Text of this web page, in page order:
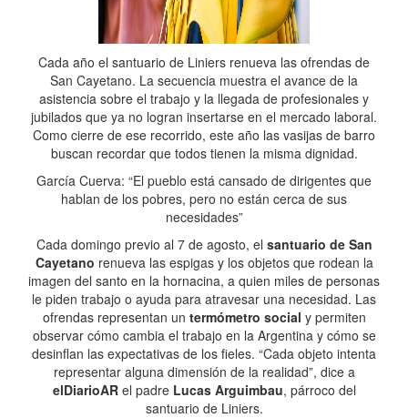
Cada año el santuario de Liniers renueva las ofrendas de
San Cayetano. La secuencia muestra el avance de la
asistencia sobre el trabajo y la llegada de profesionales y
jubilados que ya no logran insertarse en el mercado laboral.
Como cierre de ese recorrido, este año las vasijas de barro
buscan recordar que todos tienen la misma dignidad.
García Cuerva: “El pueblo está cansado de dirigentes que
hablan de los pobres, pero no están cerca de sus
necesidades”
Cada domingo previo al 7 de agosto, el santuario de San
Cayetano renueva las espigas y los objetos que rodean la
imagen del santo en la hornacina, a quien miles de personas
le piden trabajo o ayuda para atravesar una necesidad. Las
ofrendas representan un termómetro social y permiten
observar cómo cambia el trabajo en la Argentina y cómo se
desinflan las expectativas de los fieles. “Cada objeto intenta
representar alguna dimensión de la realidad”, dice a
elDiarioARel padre Lucas Arguimbau, párroco del
santuario de Liniers.